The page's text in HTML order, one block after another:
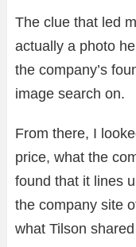
The clue that led
actually a photo
the company’s
image search on.
From there, I
price, what the
found that it lines
the company site
what Tilson